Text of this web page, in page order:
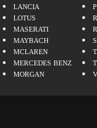
LANCIA
LOTUS
MASERATI
MAYBACH
MCLAREN
MERCEDES BENZ
MORGAN